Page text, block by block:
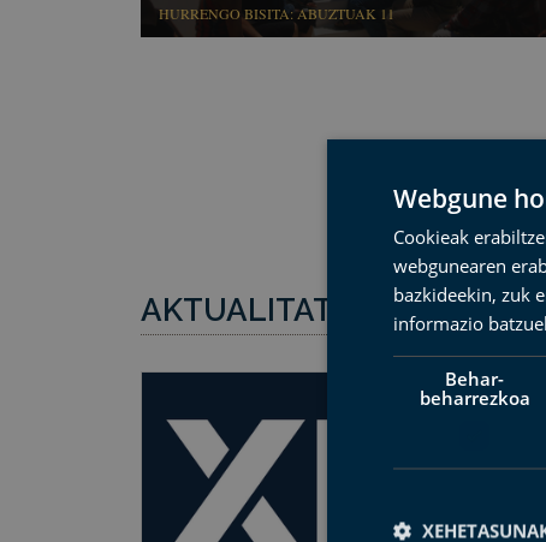
HURRENGO BISITA: ABUZTUAK 11
AKTUALITATEA Geoparkeari
Webgune
Cookieak
webgunearen
bazkideekin, zuk
informazio
Behar-
beharrezkoa